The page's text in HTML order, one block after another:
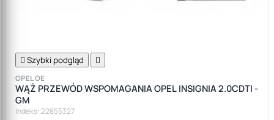
 Szybki podgląd 
OPEL OE
WĄŻ PRZEWÓD WSPOMAGANIA OPEL INSIGNIA 2.0CDTI -
GM
Indeks: 22855327